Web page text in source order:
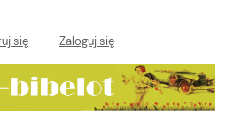
się Zaloguj się